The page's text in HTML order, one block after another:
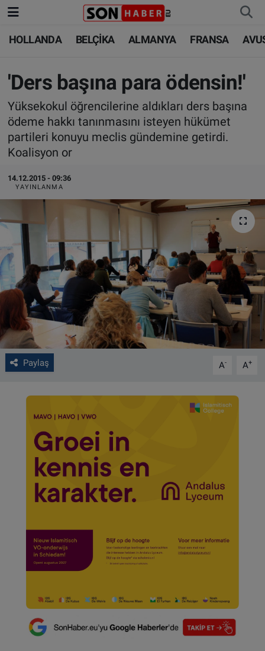
HOLLANDA BELÇİKA ALMANYA FRANSA
'Ders başına para ödensin!'
Yüksekokul öğrencilerine aldıkları ders başına
ödeme hakkı tanınmasını isteyen hükümet
partileri konuyu meclis gündemine getirdi.
Koalisyon or
14.12.2015 - 09:36
YAYINLANMA
Paylaş A- A+
HOLLANDA
BELÇİKA
ALMANYA
FRANSA
SAĞLIK - YAŞAM
BİLİM-TEKNOLOJİ
HOLLANDA
BELÇİKA
ALMANYA
TÜRKİYE
BİLİM-TEKNOLOJİ
SAĞLIK
FOTO GALERİ
VIDEO GALERİ
ALGEMENE VOORWAARDEN
CONTACT
Nöbetçi Eczaneler
Hava Durumu
Trafik Durumu
Süper Lig Puan Durumu ve Fikstür
Son Dakika Haberleri
Haber Arşivi